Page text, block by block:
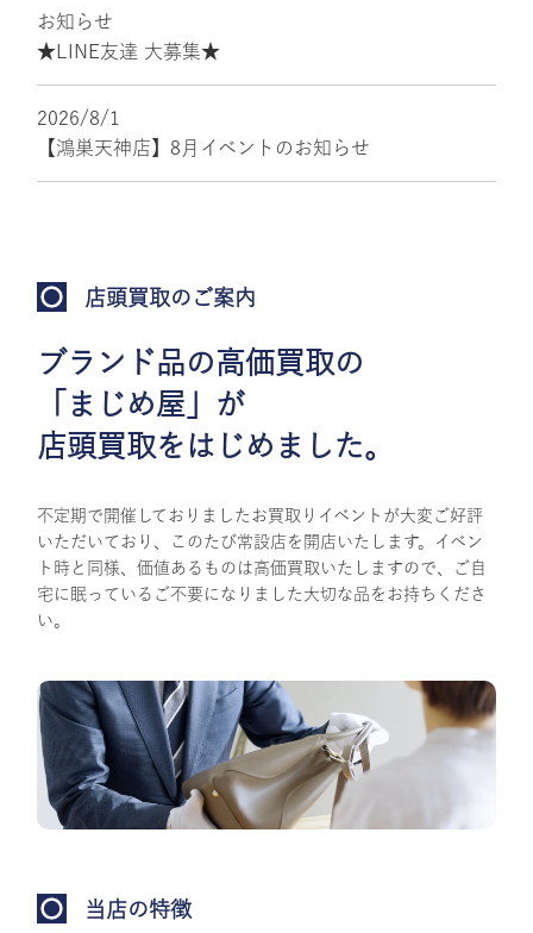
お知らせ
★LINE友達 大募集★
2026/8/1
【鴻巣天神店】8月イベントのお知らせ
店頭買取のご案内
ブランド品の高価買取の
「まじめ屋」が
店頭買取をはじめました。
不定期で開催しておりましたお買取りイベントが大変ご好評
いただいており、このたび常設店を開店いたします。イベン
ト時と同様、価値あるものは高価買取いたしますので、ご自
宅に眠っているご不要になりました大切な品をお持ちくださ
い。
当店の特徴